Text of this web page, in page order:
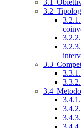
3.1.
3.2.
3.3.
3.4.